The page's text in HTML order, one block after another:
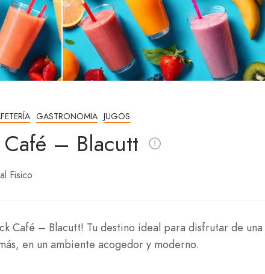
GASTRONOMIA JUGOS
Café – Blacutt
Fisico
Café – Blacutt! Tu destino ideal para disfrutar de
en un ambiente acogedor y moderno.